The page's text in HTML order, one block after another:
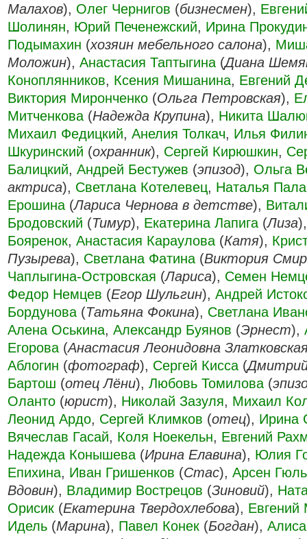
Малахов), Олег Чернигов (бизнесмен),
Шолинян, Юрий Печенежский, Ирина
Подымахин (хозяин мебельного салона),
Моложин), Анастасия Таптыгина (Диана
Коноплянников, Ксения Мишанина, Евгений
Виктория Миронченко (Ольга Петровская),
Митченкова (Надежда Крупина), Никита
Михаил Федицкий, Анелия Толкач, Илья
Шкуринский (охранник), Сергей Кирюшкин,
Балицкий, Андрей Бестужев (эпизод), Ольга
актриса), Светлана Котелевец, Наталья
Ерошина (Лариса Чернова в детстве),
Бродовский (Тимур), Екатерина Лапига (Лиза
Бояренок, Анастасия Караулова (Катя),
Пузырева), Светлана Фатина (Виктория
Чаплыгина-Островская (Лариса), Семен
Федор Немцев (Егор Шульгин), Андрей
Бордунова (Татьяна Фокина), Светлана
Алена Оськина, Александр Буянов (Эрнест),
Егорова (Анастасия Леонидовна
Аблогин (фотограф), Сергей Кисса (
Бартош (отец Лёни), Любовь Томилова (
Оланто (юрист), Николай Зазуля, Михаил
Леонид Ардо, Сергей Климков (отец), Ирина
Вячеслав Гасай, Коля Ноекельн, Евгений
Надежда Конышева (Ирина Елавина), Юлия
Епихина, Иван Гришенков (Стас), Арсен
Вдовин), Владимир Вострецов (Зиновий),
Орисик (Екатерина Твердохлебова),
Идель (Марина), Павел Конек (Богдан),